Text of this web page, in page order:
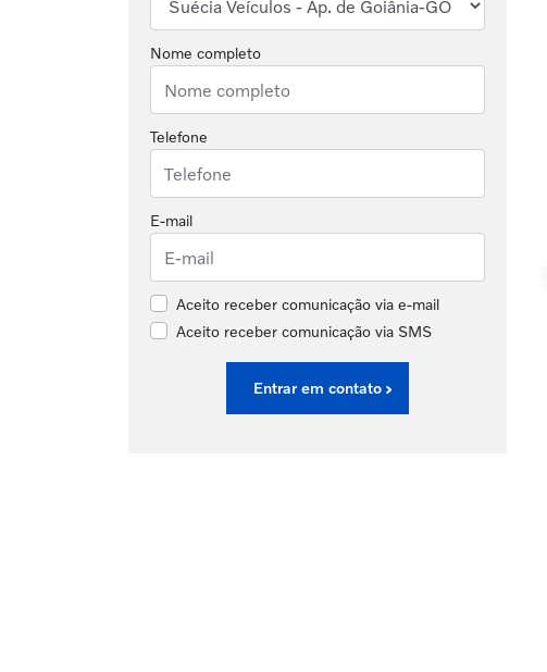
Nome completo
Telefone
E-mail
Aceito receber comunicação via e-mail
Aceito receber comunicação via SMS
Entrar em contato